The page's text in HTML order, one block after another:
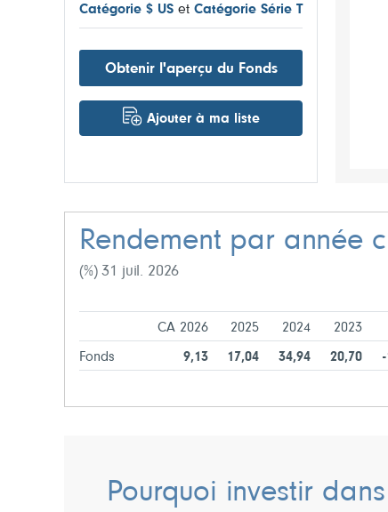
Catégorie $ US et Catégorie Série T
Obtenir l'aperçu du Fonds
Ajouter à ma liste
Rendement par année
(%) 31 juil. 2026
CA 2026 2025 2024 2023
Fonds 9,13 17,04 34,94 20,70
Pourquoi investir